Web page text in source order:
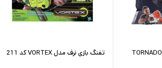
تفنگ آب پاش نرف مدل TORNADO
تفنگ بازی نرف مدل VORTEX کد 211